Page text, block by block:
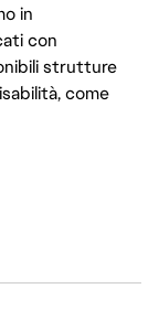
in
con
strutture
come